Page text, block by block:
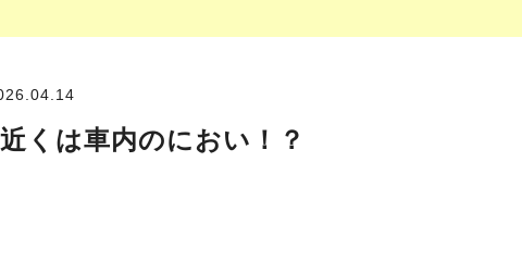
くは車内のにおい！？